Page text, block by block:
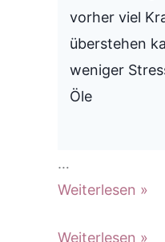
vorher viel
überstehen
weniger
Öle
…
Familientreffen
Weiterlesen »
Familientreffen
Weiterlesen »